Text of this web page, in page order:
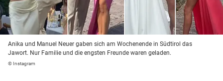
Anika und Manuel Neuer gaben sich am Wochenende in Südtirol das
Jawort. Nur Familie und die engsten Freunde waren geladen.
© Instagram